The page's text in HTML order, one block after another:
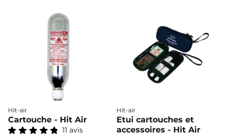
Hit-air
Cartouche - Hit Air
11 avis
Hit-air
Etui cartouches et
accessoires - Hit Air